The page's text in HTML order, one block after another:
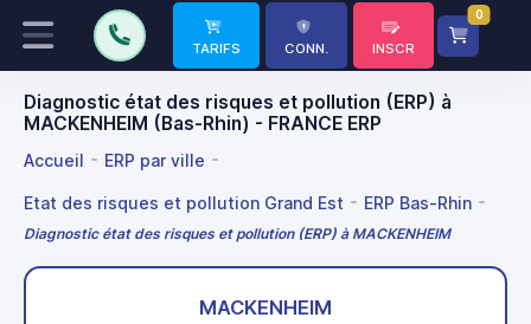
TARIFS CONN. INSCR
0
Diagnostic état des risques et pollution (ERP) à
MACKENHEIM (Bas-Rhin) - FRANCE ERP
Accueil ERP par ville
Etat des risques et pollution Grand Est ERP Bas-Rhin
Diagnostic état des risques et pollution (ERP) à MACKENHEIM
MACKENHEIM